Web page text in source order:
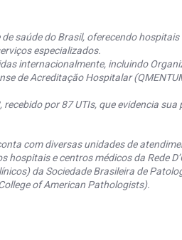
saúde do Brasil, oferecendo hospitais
especializados.
internacionalmente, incluindo
de Acreditação Hospitalar
por 87 UTIs, que evidencia sua
com diversas unidades de
e centros médicos da Rede
da Sociedade Brasileira de
of American Pathologists).